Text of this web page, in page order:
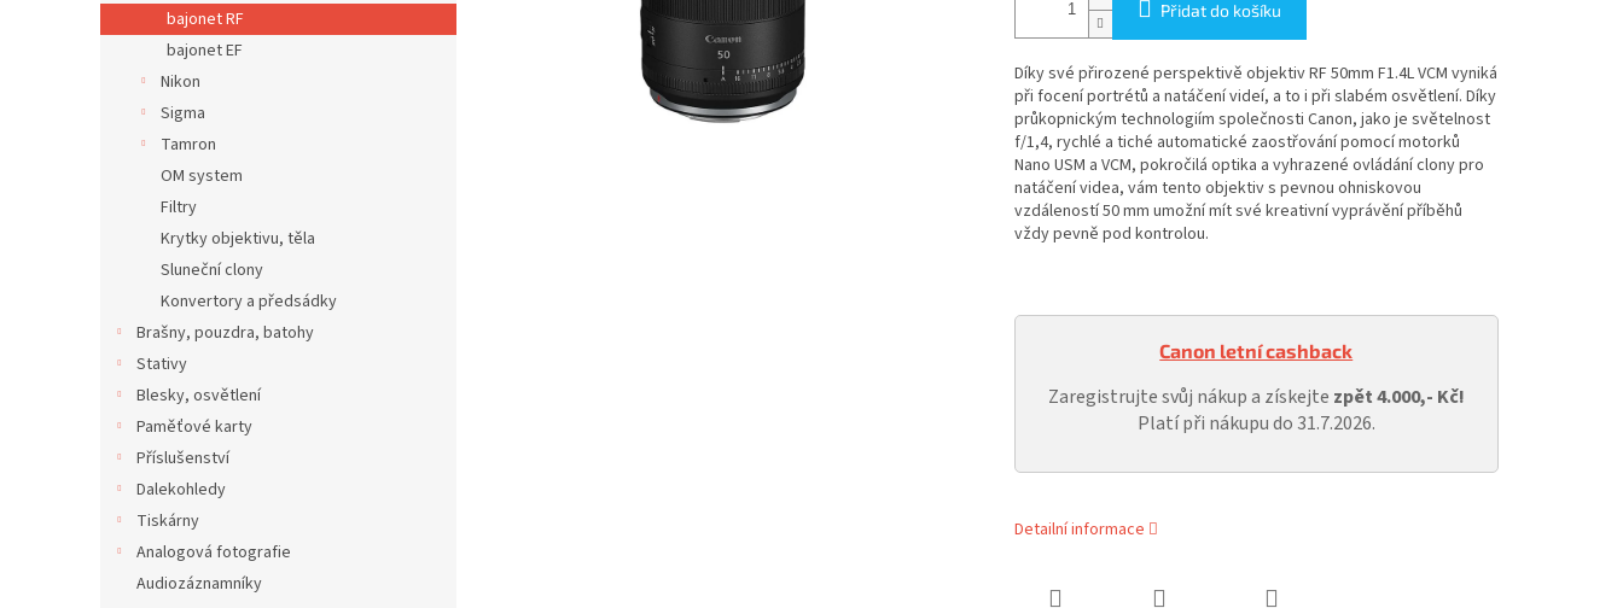
n
e
bajonet RF
bajonet EF
Nikon
Sigma
Tamron
OM system
Filtry
Krytky objektivu, těla
Sluneční clony
Konvertory a předsádky
Brašny, pouzdra, batohy
Stativy
Blesky, osvětlení
Paměťové karty
Příslušenství
Dalekohledy
Tiskárny
Analogová fotografie
Audiozáznamníky
Přidat do košíku
Díky své přirozené perspektivě objektiv RF 50mm F1.4L VCM vyniká
při focení portrétů a natáčení videí, a to i při slabém osvětlení. Díky
průkopnickým technologiím společnosti Canon, jako je světelnost
f/1,4, rychlé a tiché automatické zaostřování pomocí motorků
Nano USM a VCM, pokročilá optika a vyhrazené ovládání clony pro
natáčení videa, vám tento objektiv s pevnou ohniskovou
vzdáleností 50 mm umožní mít své kreativní vyprávění příběhů
vždy pevně pod kontrolou.
Canon letní cashback
Zaregistrujte svůj nákup a získejte zpět 4.000,- Kč!
Platí při nákupu do 31.7.2026.
Detailní informace